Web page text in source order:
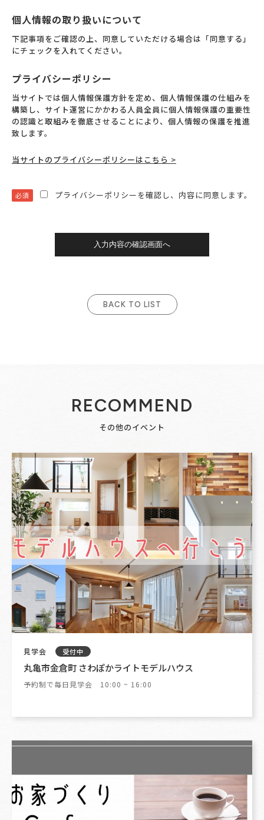
個人情報の取り扱いについて
下記事項をご確認の上、同意していただける場合は「同意する」
にチェックを入れてください。
プライバシーポリシー
当サイトでは個人情報保護方針を定め、個人情報保護の仕組みを
構築し、サイト運営にかかわる人員全員に個人情報保護の重要性
の認識と取組みを徹底させることにより、個人情報の保護を推進
致します。
当サイトのプライバシーポリシーはこちら >
必須 プライバシーポリシーを確認し、内容に同意します。
BACK TO LIST
RECOMMEND
その他のイベント
見学会 受付中
丸亀市金倉町 さわぽかライトモデルハウス
予約制で毎日見学会 10:00 ~ 16:00